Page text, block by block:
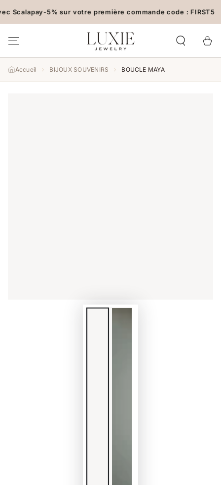
CONTENU
-5% sur votre première commande code : FIRST5
Panier
Accueil BIJOUX SOUVENIRS BOUCLE MAYA